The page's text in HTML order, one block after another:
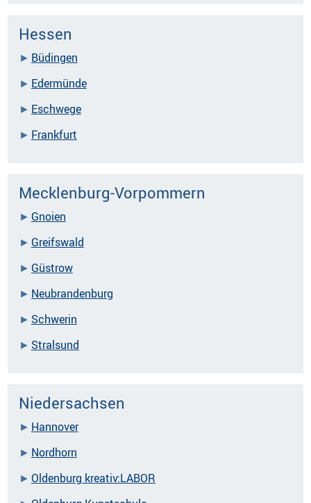
Hessen
Büdingen
Edermünde
Eschwege
Frankfurt
Mecklenburg-Vorpommern
Gnoien
Greifswald
Güstrow
Neubrandenburg
Schwerin
Stralsund
Niedersachsen
Hannover
Nordhorn
Oldenburg kreativ:LABOR